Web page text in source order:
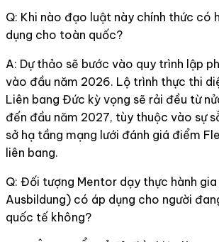
Q: Khi nào đạo luật này chính thức có
dụng cho toàn quốc?
A: Dự thảo sẽ bước vào quy trình lập
vào đầu năm 2026. Lộ trình thực thi
Liên bang Đức kỳ vọng sẽ rải đều từ
đến đầu năm 2027, tùy thuộc vào sự
sở hạ tầng mạng lưới đánh giá điểm
liên bang.
Q: Đối tượng Mentor dạy thực hành
Ausbildung) có áp dụng cho người
quốc tế không?